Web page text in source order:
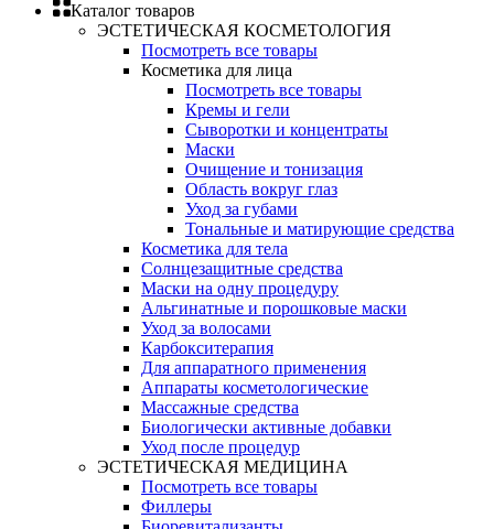
Каталог товаров
ЭСТЕТИЧЕСКАЯ КОСМЕТОЛОГИЯ
Посмотреть все товары
Косметика для лица
Посмотреть все товары
Кремы и гели
Сыворотки и концентраты
Маски
Очищение и тонизация
Область вокруг глаз
Уход за губами
Тональные и матирующие средства
Косметика для тела
Солнцезащитные средства
Маски на одну процедуру
Альгинатные и порошковые маски
Уход за волосами
Карбокситерапия
Для аппаратного применения
Аппараты косметологические
Массажные средства
Биологически активные добавки
Уход после процедур
ЭСТЕТИЧЕСКАЯ МЕДИЦИНА
Посмотреть все товары
Филлеры